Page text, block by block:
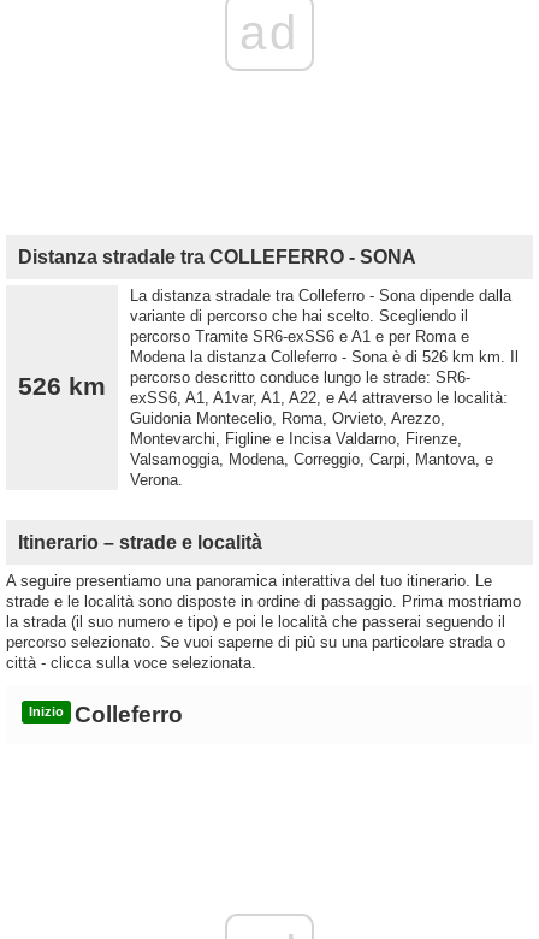
ad
Distanza stradale tra COLLEFERRO - SONA
526 km
La distanza stradale tra Colleferro - Sona dipende dalla
variante di percorso che hai scelto. Scegliendo il
percorso Tramite SR6-exSS6 e A1 e per Roma e
Modena la distanza Colleferro - Sona è di 526 km km. Il
percorso descritto conduce lungo le strade: SR6-
exSS6, A1, A1var, A1, A22, e A4 attraverso le località:
Guidonia Montecelio, Roma, Orvieto, Arezzo,
Montevarchi, Figline e Incisa Valdarno, Firenze,
Valsamoggia, Modena, Correggio, Carpi, Mantova, e
Verona.
Itinerario – strade e località
A seguire presentiamo una panoramica interattiva del tuo itinerario. Le
strade e le località sono disposte in ordine di passaggio. Prima mostriamo
la strada (il suo numero e tipo) e poi le località che passerai seguendo il
percorso selezionato. Se vuoi saperne di più su una particolare strada o
città - clicca sulla voce selezionata.
Inizio Colleferro